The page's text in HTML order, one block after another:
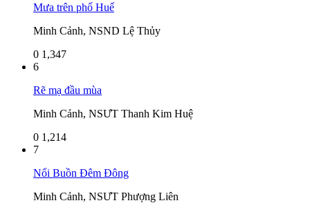
Mưa trên phố Huế
Minh Cảnh, NSND Lệ Thủy
0 1,347
6
Rẽ mạ đầu mùa
Minh Cảnh, NSƯT Thanh Kim Huệ
0 1,214
7
Nổi Buồn Đêm Đông
Minh Cảnh, NSƯT Phượng Liên